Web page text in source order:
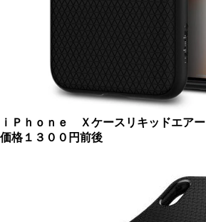
ｉＰｈｏｎｅ Ｘケースリキッドエアー
価格１３００円前後